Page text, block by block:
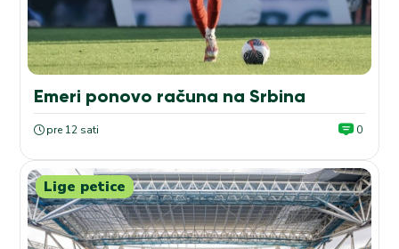
Emeri ponovo računa na Srbina
pre 12 sati 0
Lige petice